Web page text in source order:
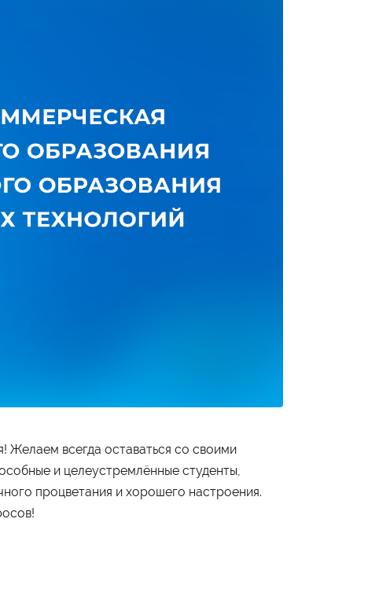
Студенту
Желаем всегда оставаться со своими
и целеустремлённые студенты,
процветания и хорошего настроения.